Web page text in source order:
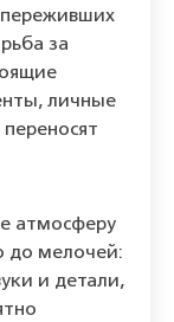
за
личные
атмосферу
до мелочей:
и детали,